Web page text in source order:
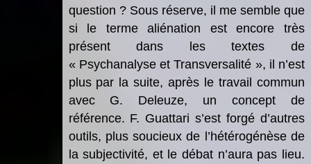
question ? Sous réserve, il me semble que
si le terme aliénation est encore très
présent dans les textes de
« Psychanalyse et Transversalité », il n’est
plus par la suite, après le travail commun
avec G. Deleuze, un concept de
référence. F. Guattari s’est forgé d’autres
outils, plus soucieux de l’hétérogénèse de
la subjectivité, et le débat n’aura pas lieu.